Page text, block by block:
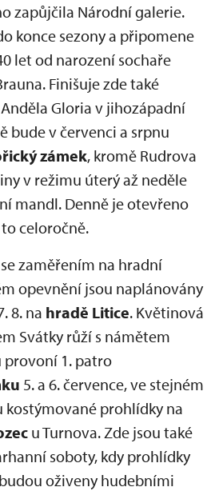
zapůjčila Národní galerie.
konce sezony a připomene
let od narození sochaře
Finišuje zde také
Gloria v jihozápadní
bude v červenci a srpnu
zámek, kromě Rudrova
v režimu úterý až neděle
mandl. Denně je otevřeno
celoročně.
zaměřením na hradní
opevnění jsou naplánovány
8. na hradě Litice. Květinová
Svátky růží s námětem
provoní 1. patro
5. a 6. července, ve stejném
prohlídky na
u Turnova. Zde jsou také
soboty, kdy prohlídky
oživeny hudebními